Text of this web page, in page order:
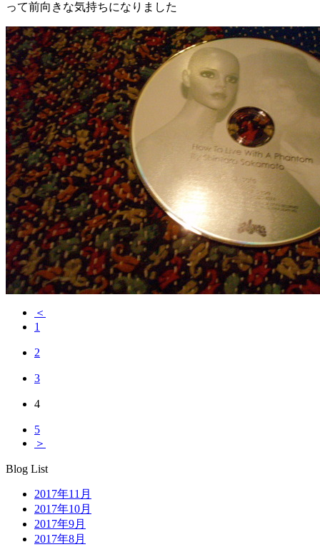
って前向きな気持ちになりました
＜
1
2
3
4
5
＞
Blog List
2017年11月
2017年10月
2017年9月
2017年8月